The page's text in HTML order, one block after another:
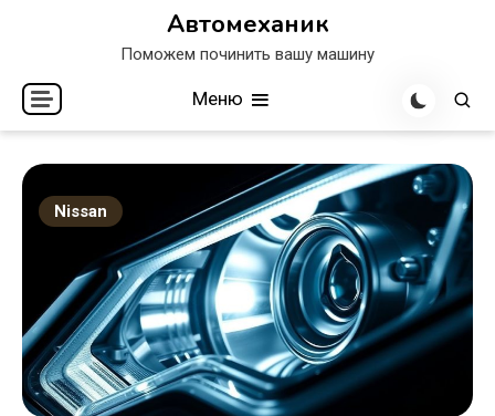
Автомеханик
Поможем починить вашу машину
Меню
Nissan